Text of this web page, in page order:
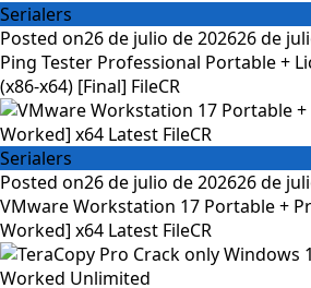
Serialers
Posted on26 de julio de 202626 de
Ping Tester Professional Portable +
(x86-x64) [Final] FileCR
Serialers
Posted on26 de julio de 202626 de
VMware Workstation 17 Portable +
Worked] x64 Latest FileCR